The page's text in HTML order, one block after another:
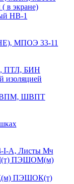
в экране)
HB-1
МПОЭ 33-11
ПТЛ, БИН
изоляцией
ШВПМ, ШВПТ
I-А, Листы Мч
ПЭШОМ(м)
ПЭШОК(т)